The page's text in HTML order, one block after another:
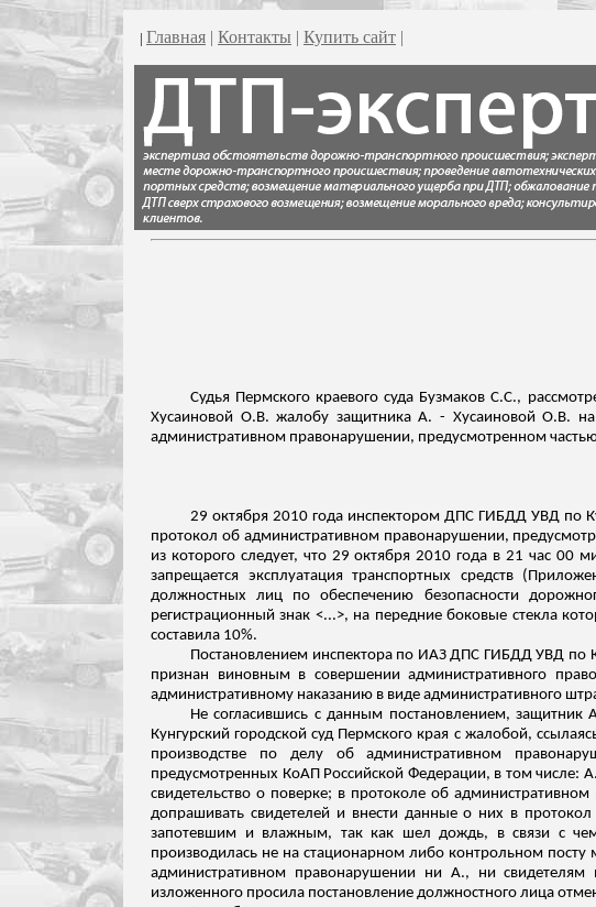
| Главная | Контакты | Купить сайт |
Судья Пермского краевого суда Бузмаков С.С.,
Хусаиновой О.В. жалобу защитника А. - Хусаиновой О.В.
административном правонарушении, предусмотренном
29 октября 2010 года инспектором ДПС ГИБДД УВД по
протокол об административном правонарушении,
из которого следует, что 29 октября 2010 года в 21 час 00
запрещается эксплуатация транспортных средств
должностных лиц по обеспечению безопасности
регистрационный знак <...>, на передние боковые стекла
составила 10%.
Постановлением инспектора по ИАЗ ДПС ГИБДД УВД по
признан виновным в совершении административного
административному наказанию в виде административного
Не согласившись с данным постановлением,
Кунгурский городской суд Пермского края с жалобой,
производстве по делу об административном
предусмотренных КоАП Российской Федерации, в том числе:
свидетельство о поверке; в протоколе об
допрашивать свидетелей и внести данные о них в
запотевшим и влажным, так как шел дождь, всвязи с
производилась не на стационарном либо контрольном
административном правонарушении ни А., ни
изложенного просила постановление должностного лица